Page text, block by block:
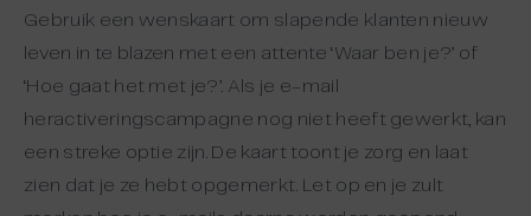
Gebruik een wenskaart om slapende klanten nieuw
leven in te blazen met een attente ‘Waar ben je?’ of
‘Hoe gaat het met je?’. Als je e-mail
heractiveringscampagne nog niet heeft gewerkt, kan
een streke optie zijn. De kaart toont je zorg en laat
zien dat je ze hebt opgemerkt. Let op en je zult